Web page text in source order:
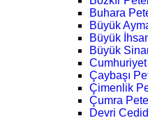
Buhara
Büyük
Büyük
Büyük
Çaybaşı
Çimenlik
Çumra
Devri